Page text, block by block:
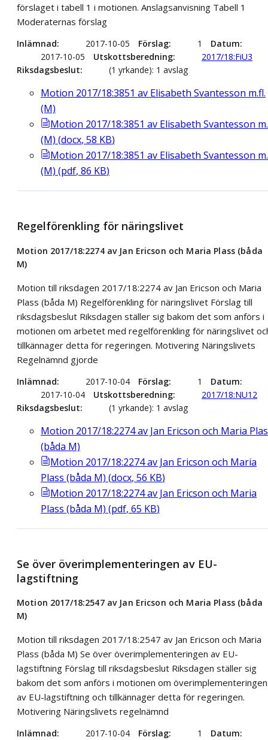
förslaget i tabell 1 i motionen. Anslagsanvisning Tabell 1
Moderaternas förslag
Inlämnad 2017-10-05 Förslag 1
Datum
2017-10-05
Utskottsberedning
2017/18:FiU3
Riksdagsbeslut
(1 yrkande): 1 avslag
Motion 2017/18:3851 av Elisabeth Svantesson m.fl.
(M)
Motion 2017/18:3851 av Elisabeth Svantesson
(M) (docx, 58 KB)
Motion 2017/18:3851 av Elisabeth Svantesson
(M) (pdf, 86 KB)
Regelförenkling för näringslivet
Motion 2017/18:2274 av Jan Ericson och Maria Plass (båda
M)
Motion till riksdagen 2017/18:2274 av Jan Ericson och Maria
Plass (båda M) Regelförenkling för näringslivet Förslag till
riksdagsbeslut Riksdagen ställer sig bakom det som anförs i
motionen om arbetet med regelförenkling för näringslivet
tillkännager detta för regeringen. Motivering Näringslivets
Regelnämnd gjorde
Inlämnad 2017-10-04 Förslag 1
Datum
2017-10-04
Utskottsberedning
2017/18:NU12
Riksdagsbeslut
(1 yrkande): 1 avslag
Motion 2017/18:2274 av Jan Ericson och Maria
(båda M)
Motion 2017/18:2274 av Jan Ericson och Maria
Plass (båda M) (docx, 56 KB)
Motion 2017/18:2274 av Jan Ericson och Maria
Plass (båda M) (pdf, 65 KB)
Se över överimplementeringen av EU-
lagstiftning
Motion 2017/18:2547 av Jan Ericson och Maria Plass (båda
M)
Motion till riksdagen 2017/18:2547 av Jan Ericson och Maria
Plass (båda M) Se över överimplementeringen av EU-
lagstiftning Förslag till riksdagsbeslut Riksdagen ställer sig
bakom det som anförs i motionen om överimplementeringen
av EU-lagstiftning och tillkännager detta för regeringen.
Motivering Näringslivets regelnämnd
Inlämnad 2017-10-04 Förslag 1
Datum